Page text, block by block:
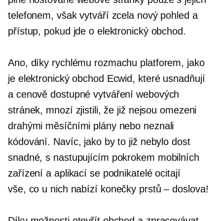
telefonem, však vytváří zcela nový pohled a
přístup, pokud jde o elektronický obchod.
Ano, díky rychlému rozmachu platforem, jako
je elektronický obchod Ecwid, které usnadňují
a cenově dostupné vytváření webových
stránek, mnozí zjistili, že již nejsou omezeni
drahými měsíčními plány nebo neznali
kódování. Navíc, jako by to již nebylo dost
snadné, s nastupujícím pokrokem mobilních
zařízení a aplikací se podnikatelé ocitají
vše, co u nich nabízí konečky prstů – doslova!